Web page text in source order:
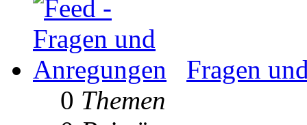
Fragen
0 Themen